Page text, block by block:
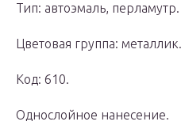
Тип: автоэмаль, перламутр.
Цветовая группа: металлик.
Код: 610.
Однослойное нанесение.